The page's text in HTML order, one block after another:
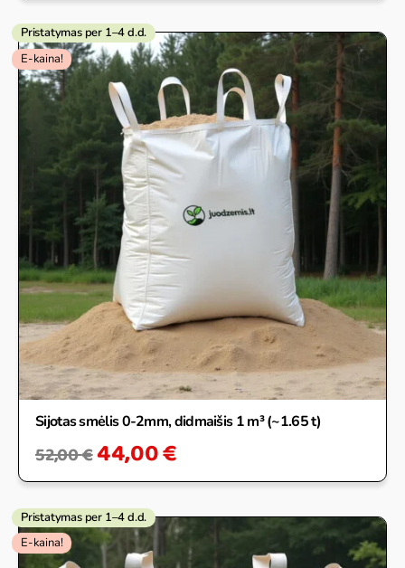
E-kaina!
Pristatymas per 1–4 d.d.
Sijotas smėlis 0-2mm, didmaišis 1 m³ (~1.65 t)
52,00€
Original
price
was:
52,00 €.
44,00€
Current
price
is:
44,00 €.
E-kaina!
Pristatymas per 1–4 d.d.